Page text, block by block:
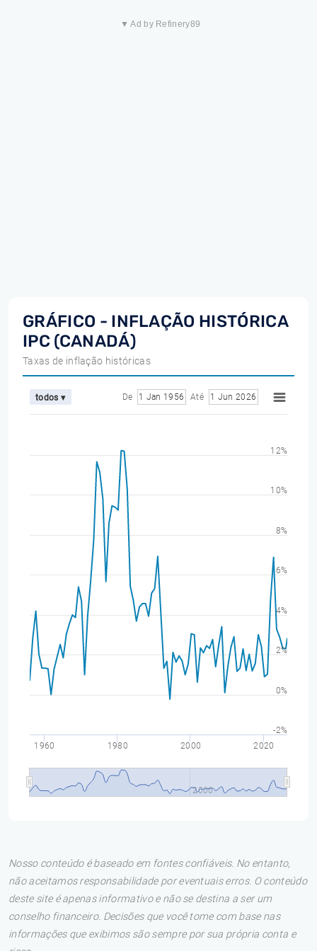
▼ Ad by Refinery89
GRÁFICO - INFLAÇÃO HISTÓRICA
IPC (CANADÁ)
Taxas de inflação históricas
todos ▾ De 1 Jan 1956 Até 1 Jun 2026
1960 1980 2000 2020
2000
-2%
0%
2%
4%
6%
8%
10%
12%
Nosso conteúdo é baseado em fontes confiáveis. No entanto,
não aceitamos responsabilidade por eventuais erros. O conteúdo
deste site é apenas informativo e não se destina a ser um
conselho financeiro. Decisões que você tome com base nas
informações que exibimos são sempre por sua própria conta e